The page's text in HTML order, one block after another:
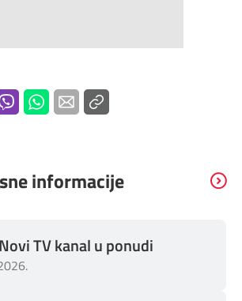
informacije
TV kanal u ponudi